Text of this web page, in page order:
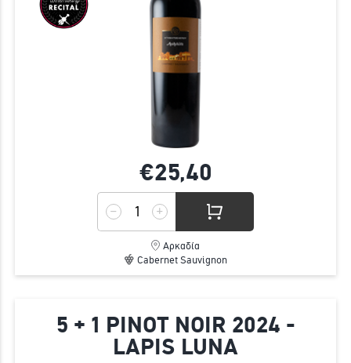
€25,40
Αρκαδία
Cabernet Sauvignon
5 + 1 PINOT NOIR 2024 -
LAPIS LUNA